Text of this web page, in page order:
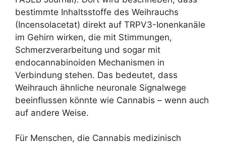
bestimmte Inhaltsstoffe des Weihrauchs
(Incensolacetat) direkt auf TRPV3-Ionenkanäle
im Gehirn wirken, die mit Stimmungen,
Schmerzverarbeitung und sogar mit
endocannabinoiden Mechanismen in
Verbindung stehen. Das bedeutet, dass
Weihrauch ähnliche neuronale Signalwege
beeinflussen könnte wie Cannabis – wenn auch
auf andere Weise.
Für Menschen, die Cannabis medizinisch